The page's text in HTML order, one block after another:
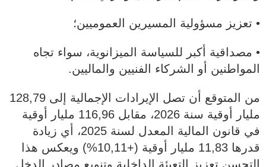
• تعزيز مسؤولية المسيرين العموميين؛
• مصداقية أكبر للسياسة الميزانوية، سواء تجاه
المواطنين أو الشركاء الفنيين والماليين.
من المتوقع أن تصل الإيرادات الإجمالية إلى 128,79
مليار أوقية سنة 2026، مقابل 116,96 مليار أوقية
في قانون المالية المعدل لسنة 2025، أي زيادة
قدرها 11,83 مليار أوقية (+10,11%) ويعكس هذا
التحسن تعزيز التعبئة الداخلية وتنويع مصادر الدخل.